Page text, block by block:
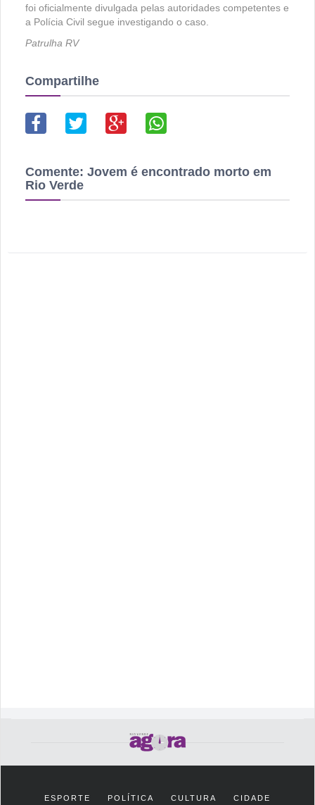
foi oficialmente divulgada pelas autoridades competentes e
a Polícia Civil segue investigando o caso.
Patrulha RV
Compartilhe
Comente: Jovem é encontrado morto em
Rio Verde
ESPORTE POLÍTICA CULTURA CIDADE